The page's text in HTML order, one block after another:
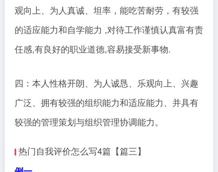
观向上、为人真诚、坦率，能吃苦耐劳，有较强
的适应能力和自学能力 ,对待工作谨慎认真富有责
任感,有良好的职业道德,容易接受新事物.
四：本人性格开朗、为人诚恳、乐观向上、兴趣
广泛、拥有较强的组织能力和适应能力、并具有
较强的管理策划与组织管理协调能力。
热门自我评价怎么写4篇【篇三】